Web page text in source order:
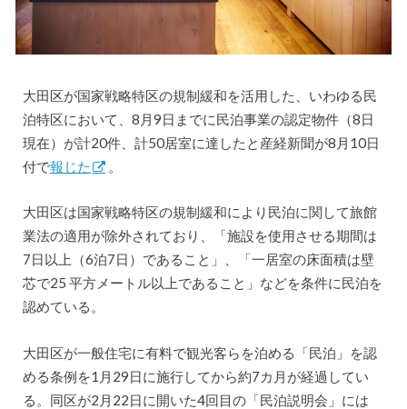
大田区が国家戦略特区の規制緩和を活用した、いわゆる民
泊特区において、8月9日までに民泊事業の認定物件（8日
現在）が計20件、計50居室に達したと産経新聞が8月10日
付で報じた
大田区は国家戦略特区の規制緩和により民泊に関して旅館
業法の適用が除外されており、「施設を使用させる期間は
7日以上（6泊7日）であること」、「一居室の床面積は壁
芯で25 平方メートル以上であること」などを条件に民泊を
認めている。
大田区が一般住宅に有料で観光客らを泊める「民泊」を認
める条例を1月29日に施行してから約7カ月が経過してい
る。同区が2月22日に開いた4回目の「民泊説明会」には